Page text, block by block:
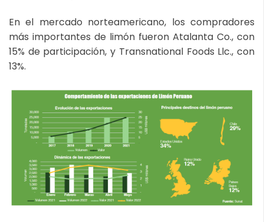
En el mercado norteamericano, los compradores
más importantes de limón fueron Atalanta Co., con
15% de participación, y Transnational Foods Llc., con
13%.